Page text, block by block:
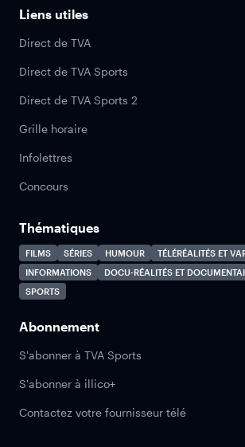
Liens utiles
Direct de TVA
Direct de TVA Sports
Direct de TVA Sports 2
Grille horaire
Infolettres
Concours
Thématiques
FILMS SÉRIES HUMOUR
TÉLÉRÉALITÉS ET
INFORMATIONS
DOCU-RÉALITÉS ET
SPORTS
Abonnement
S'abonner à TVA Sports
S'abonner à illico+
Contactez votre fournisseur télé